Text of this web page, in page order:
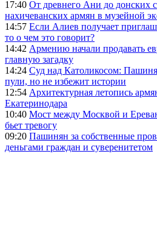
17:40 От древнего Ани до донских
нахичеванских армян в музейной
14:57 Если Алиев получает
то о чем это говорит?
14:42 Армению начали продавать
главную загадку
14:24 Суд над Католикосом:
пули, но не избежит истории
12:54 Архитектурная летопись
Екатеринодара
10:40 Мост между Москвой и
бьет тревогу
09:20 Пашинян за собственные
деньгами граждан и суверенитетом